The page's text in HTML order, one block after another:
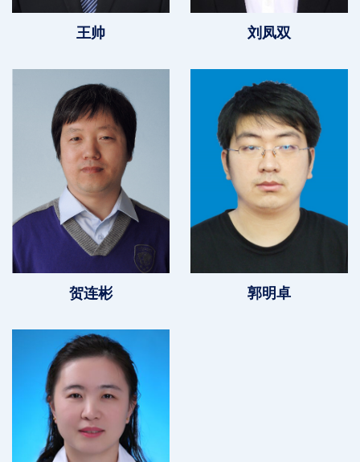
王帅 刘凤双
贺连彬 郭明卓